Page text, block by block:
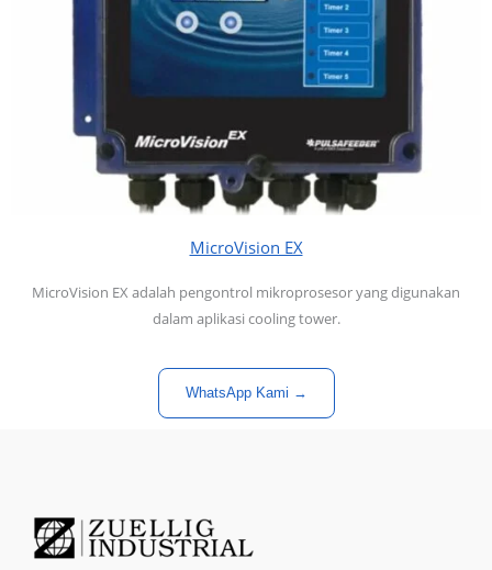
MicroVision EX
MicroVision EX adalah pengontrol mikroprosesor yang digunakan
dalam aplikasi cooling tower.
WhatsApp Kami →